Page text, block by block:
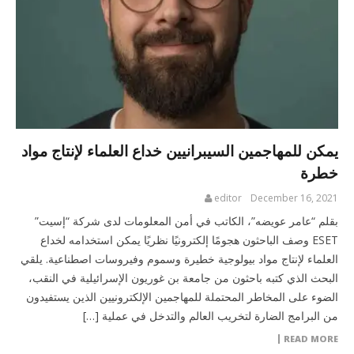
يمكن للمهاجمين السيبرانيين خداع العلماء لإنتاج مواد
خطرة
December 16, 2021
editor
بقلم “عامر عويضه”، الكاتب في أمن المعلومات لدى شركة “إسيت”
ESET وصف الباحثون هجومًا إلكترونيًا نظريًا يمكن استخدامه لخداع
العلماء لإنتاج مواد بيولوجية خطيرة وسموم وفيروسات اصطناعية. يلقي
البحث الذي كتبه باحثون من جامعة بن غوريون الإسرائيلية في النقب،
الضوء على المخاطر المحتملة للمهاجمين الإلكترونيين الذين يستفيدون
من البرامج الضارة لتخريب العالم والتدخل في عملية […]
READ MORE